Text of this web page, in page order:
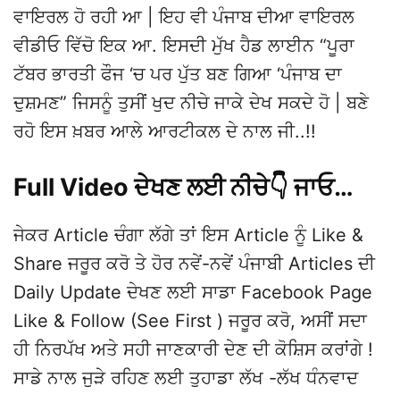
ਵਾਇਰਲ ਹੋ ਰਹੀ ਆ | ਇਹ ਵੀ ਪੰਜਾਬ ਦੀਆ ਵਾਇਰਲ
ਵੀਡੀਓ ਵਿੱਚੋ ਇਕ ਆ. ਇਸਦੀ ਮੁੱਖ ਹੈਡ ਲਾਈਨ “ਪੂਰਾ
ਟੱਬਰ ਭਾਰਤੀ ਫੌਜ ‘ਚ ਪਰ ਪੁੱਤ ਬਣ ਗਿਆ ‘ਪੰਜਾਬ ਦਾ
ਦੁਸ਼ਮਣ” ਜਿਸਨੂੰ ਤੁਸੀਂ ਖੁਦ ਨੀਚੇ ਜਾਕੇ ਦੇਖ ਸਕਦੇ ਹੋ | ਬਣੇ
ਰਹੋ ਇਸ ਖ਼ਬਰ ਆਲੇ ਆਰਟੀਕਲ ਦੇ ਨਾਲ ਜੀ..!!
Full Video ਦੇਖਣ ਲਈ ਨੀਚੇ👇 ਜਾਓ…
ਜੇਕਰ Article ਚੰਗਾ ਲੱਗੇ ਤਾਂ ਇਸ Article ਨੂੰ Like &
Share ਜਰੂਰ ਕਰੋ ਤੇ ਹੋਰ ਨਵੇਂ-ਨਵੇਂ ਪੰਜਾਬੀ Articles ਦੀ
Daily Update ਦੇਖਣ ਲਈ ਸਾਡਾ Facebook Page
Like & Follow (See First ) ਜਰੂਰ ਕਰੋ, ਅਸੀਂ ਸਦਾ
ਹੀ ਨਿਰਪੱਖ ਅਤੇ ਸਹੀ ਜਾਣਕਾਰੀ ਦੇਣ ਦੀ ਕੋਸ਼ਿਸ ਕਰਾਂਗੇ !
ਸਾਡੇ ਨਾਲ ਜੁੜੇ ਰਹਿਣ ਲਈ ਤੁਹਾਡਾ ਲੱਖ -ਲੱਖ ਧੰਨਵਾਦ